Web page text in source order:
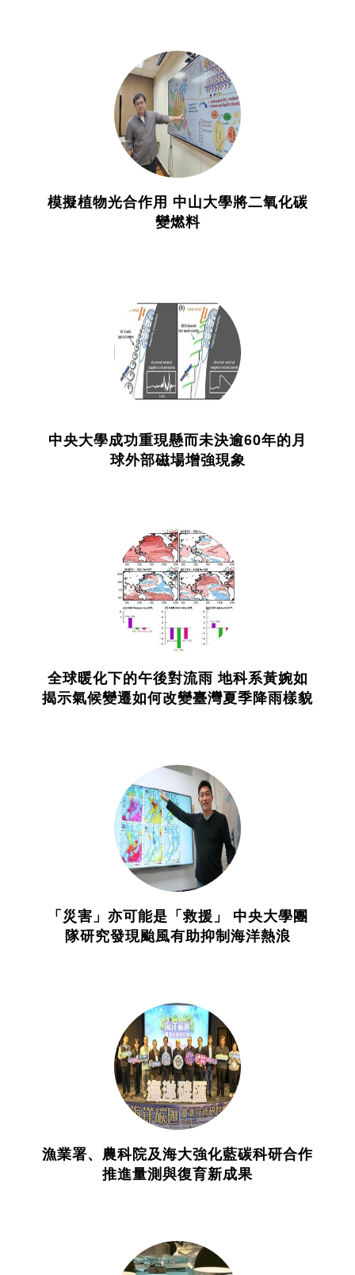
模擬植物光合作用 中山大學將二氧化碳
變燃料
中央大學成功重現懸而未決逾60年的月
球外部磁場增強現象
全球暖化下的午後對流雨 地科系黃婉如
揭示氣候變遷如何改變臺灣夏季降雨樣貌
「災害」亦可能是「救援」 中央大學團
隊研究發現颱風有助抑制海洋熱浪
漁業署、農科院及海大強化藍碳科研合作
推進量測與復育新成果